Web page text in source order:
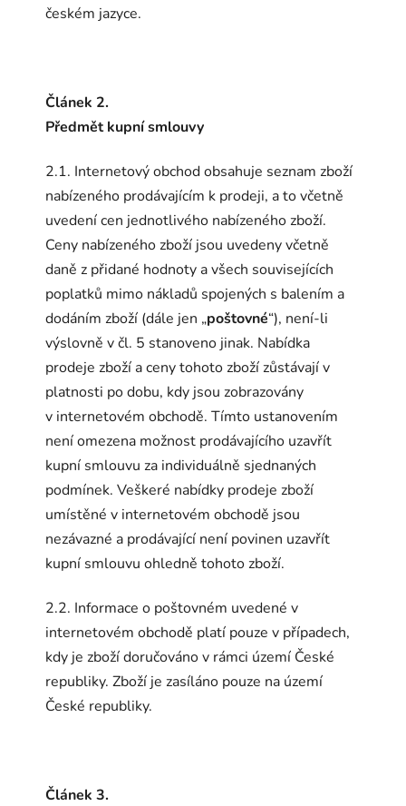
českém jazyce.
Článek 2.
Předmět kupní smlouvy
2.1. Internetový obchod obsahuje seznam zboží
nabízeného prodávajícím k prodeji, a to včetně
uvedení cen jednotlivého nabízeného zboží.
Ceny nabízeného zboží jsou uvedeny včetně
daně z přidané hodnoty a všech souvisejících
poplatků mimo nákladů spojených s balením a
dodáním zboží (dále jen „poštovné“), není-li
výslovně v čl. 5 stanoveno jinak. Nabídka
prodeje zboží a ceny tohoto zboží zůstávají v
platnosti po dobu, kdy jsou zobrazovány
v internetovém obchodě. Tímto ustanovením
není omezena možnost prodávajícího uzavřít
kupní smlouvu za individuálně sjednaných
podmínek. Veškeré nabídky prodeje zboží
umístěné v internetovém obchodě jsou
nezávazné a prodávající není povinen uzavřít
kupní smlouvu ohledně tohoto zboží.
2.2. Informace o poštovném uvedené v
internetovém obchodě platí pouze v případech,
kdy je zboží doručováno v rámci území České
republiky. Zboží je zasíláno pouze na území
České republiky.
Článek 3.